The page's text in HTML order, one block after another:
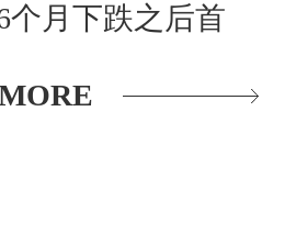
个月下跌之后首